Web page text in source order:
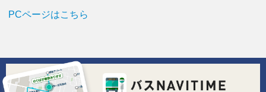
PCページはこちら